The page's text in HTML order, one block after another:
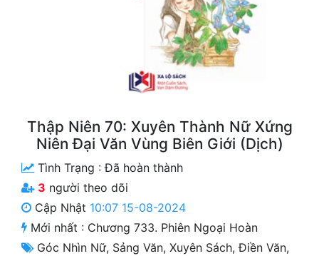
Cạnh Kỹ
Cổ Tiên Hiệp
Cổ Đại
Thập Niên 70: Xuyên Thành Nữ Xứng
Niên Đại Văn Vùng Biên Giới (Dịch)
Tình Trạng :Đã hoàn thành
3 người theo dõi
Cập Nhật 10:07 15-08-2024
Mới nhất : Chương 733. Phiên Ngoại Hoàn
Góc Nhìn Nữ, Sảng Văn, Xuyên Sách,Điền Văn,